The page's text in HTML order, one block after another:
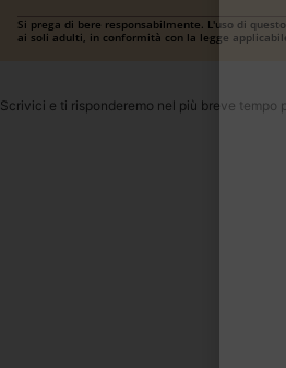
Si prega di bere responsabilmente. L'uso di
ai soli adulti, in conformità con la legge
Scrivici e ti risponderemo nel più breve tempo